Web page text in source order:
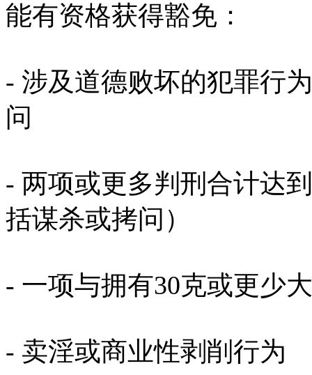
能有资格获得豁免：
- 涉及道德败坏的犯罪行
问
- 两项或更多判刑合计达
括谋杀或拷问）
- 一项与拥有30克或更少
- 卖淫或商业性剥削行为